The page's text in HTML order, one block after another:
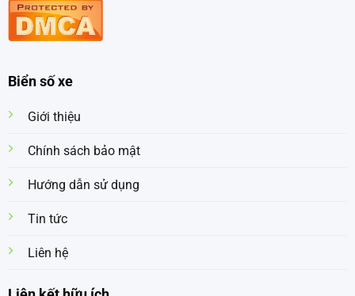
Biển số xe
Giới thiệu
Chính sách bảo mật
Hướng dẫn sử dụng
Tin tức
Liên hệ